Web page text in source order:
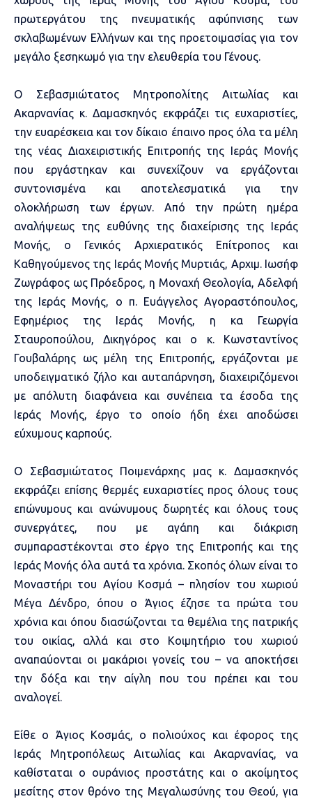
πρωτεργάτου της πνευματικής αφύπνισης των
σκλαβωμένων Ελλήνων και της προετοιμασίας για τον
μεγάλο ξεσηκωμό για την ελευθερία του Γένους.
Ο Σεβασμιώτατος Μητροπολίτης Αιτωλίας και
Ακαρνανίας κ. Δαμασκηνός εκφράζει τις ευχαριστίες,
την ευαρέσκεια και τον δίκαιο έπαινο προς όλα τα μέλη
της νέας Διαχειριστικής Επιτροπής της Ιεράς Μονής
που εργάστηκαν και συνεχίζουν να εργάζονται
συντονισμένα και αποτελεσματικά για την
ολοκλήρωση των έργων. Από την πρώτη ημέρα
αναλήψεως της ευθύνης της διαχείρισης της Ιεράς
Μονής, ο Γενικός Αρχιερατικός Επίτροπος και
Καθηγούμενος της Ιεράς Μονής Μυρτιάς, Αρχιμ. Ιωσήφ
Ζωγράφος ως Πρόεδρος, η Μοναχή Θεολογία, Αδελφή
της Ιεράς Μονής, ο π. Ευάγγελος Αγοραστόπουλος,
Εφημέριος της Ιεράς Μονής, η κα Γεωργία
Σταυροπούλου, Δικηγόρος και ο κ. Κωνσταντίνος
Γουβαλάρης ως μέλη της Επιτροπής, εργάζονται με
υποδειγματικό ζήλο και αυταπάρνηση, διαχειριζόμενοι
με απόλυτη διαφάνεια και συνέπεια τα έσοδα της
Ιεράς Μονής, έργο το οποίο ήδη έχει αποδώσει
εύχυμους καρπούς.
Ο Σεβασμιώτατος Ποιμενάρχης μας κ. Δαμασκηνός
εκφράζει επίσης θερμές ευχαριστίες προς όλους τους
επώνυμους και ανώνυμους δωρητές και όλους τους
συνεργάτες, που με αγάπη και διάκριση
συμπαραστέκονται στο έργο της Επιτροπής και της
Ιεράς Μονής όλα αυτά τα χρόνια. Σκοπός όλων είναι το
Μοναστήρι του Αγίου Κοσμά – πλησίον του χωριού
Μέγα Δένδρο, όπου ο Άγιος έζησε τα πρώτα του
χρόνια και όπου διασώζονται τα θεμέλια της πατρικής
του οικίας, αλλά και στο Κοιμητήριο του χωριού
αναπαύονται οι μακάριοι γονείς του – να αποκτήσει
την δόξα και την αίγλη που του πρέπει και του
αναλογεί.
Είθε ο Άγιος Κοσμάς, ο πολιούχος και έφορος της
Ιεράς Μητροπόλεως Αιτωλίας και Ακαρνανίας, να
καθίσταται ο ουράνιος προστάτης και ο ακοίμητος
μεσίτης στον θρόνο της Μεγαλωσύνης του Θεού, για